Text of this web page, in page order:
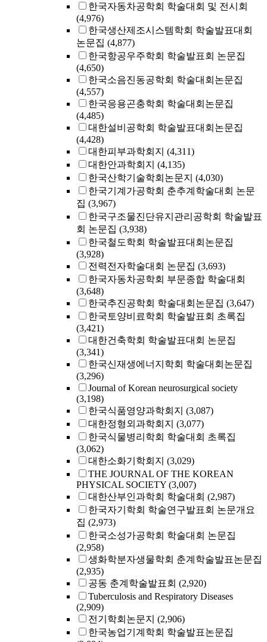
한국자동차공학회 학술대회 및 전시회
(4,976)
한국생산제조시스템학회 학술발표대회
논문집 (4,877)
한국항공우주학회 학술발표회 논문집
(4,650)
한국소음진동공학회 학술대회논문집
(4,557)
한국응용곤충학회 학술대회논문집
(4,485)
대한설비공학회 학술발표대회논문집
(4,428)
대한피부과학회지 (4,311)
대한안과학회지 (4,135)
한국산학기술학회논문지 (4,030)
한국기계가공학회 춘추계학술대회 논문
집 (3,967)
한국구조물진단유지관리공학회 학술발표
회 논문집 (3,938)
한국철도학회 학술발표대회논문집
(3,928)
전력전자학술대회 논문집 (3,693)
한국자동차공학회 부문종합 학술대회
(3,648)
한국추진공학회 학술대회논문집 (3,647)
한국토양비료학회 학술발표회 초록집
(3,421)
대한건축학회 학술발표대회 논문집
(3,341)
한국신재생에너지학회 학술대회논문집
(3,296)
Journal of Korean neurosurgical society
(3,198)
한국식품영양과학회지 (3,087)
대한정형외과학회지 (3,077)
한국식물병리학회 학술대회 초록집
(3,062)
대한소화기학회지 (3,029)
THE JOURNAL OF THE KOREAN
PHYSICAL SOCIETY (3,007)
대한산부인과학회 학술대회 (2,987)
한국자기학회 학술연구발표회 논문개요
집 (2,973)
한국소성가공학회 학술대회 논문집
(2,958)
생화학분자생물학회 춘계학술발표논문집
(2,935)
공동 춘계학술발표회 (2,920)
Tuberculosis and Respiratory Diseases
(2,909)
전기학회논문지 (2,906)
한국농업기계학회 학술발표논문집